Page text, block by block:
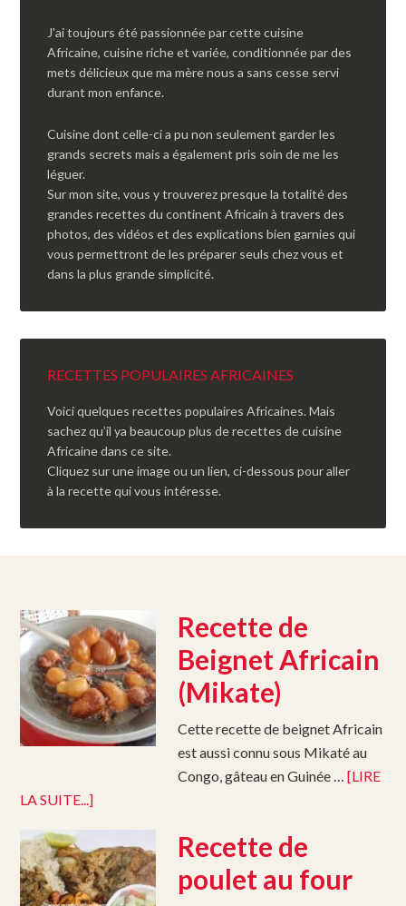
J'ai toujours été passionnée par cette cuisine
Africaine, cuisine riche et variée, conditionnée par des
mets délicieux que ma mère nous a sans cesse servi
durant mon enfance.
Cuisine dont celle-ci a pu non seulement garder les
grands secrets mais a également pris soin de me les
léguer.
Sur mon site, vous y trouverez presque la totalité des
grandes recettes du continent Africain à travers des
photos, des vidéos et des explications bien garnies qui
vous permettront de les préparer seuls chez vous et
dans la plus grande simplicité.
RECETTES POPULAIRES AFRICAINES
Voici quelques recettes populaires Africaines. Mais
sachez qu’il ya beaucoup plus de recettes de cuisine
Africaine dans ce site.
Cliquez sur une image ou un lien, ci-dessous pour aller
à la recette qui vous intéresse.
Recette de
Beignet Africain
(Mikate)
Cette recette de beignet Africain
est aussi connu sous Mikaté au
Congo, gâteau en Guinée …[LIRE
LA SUITE...]
Recette de
poulet au four